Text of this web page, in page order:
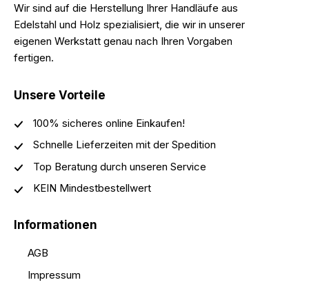
Wir sind auf die Herstellung Ihrer Handläufe aus
Edelstahl und Holz spezialisiert, die wir in unserer
eigenen Werkstatt genau nach Ihren Vorgaben
fertigen.
Unsere Vorteile
100% sicheres online Einkaufen!
Schnelle Lieferzeiten mit der Spedition
Top Beratung durch unseren Service
KEIN Mindestbestellwert
Informationen
AGB
Impressum